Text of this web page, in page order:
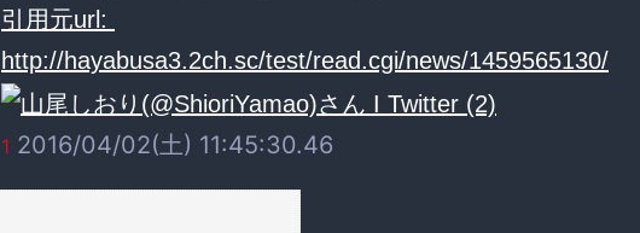
引用元url:
http://hayabusa3.2ch.sc/test/read.cgi/news/1459565130/
1 2016/04/02(土) 11:45:30.46